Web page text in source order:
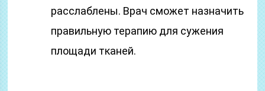
расслаблены. Врач сможет назначить
правильную терапию для сужения
площади тканей.